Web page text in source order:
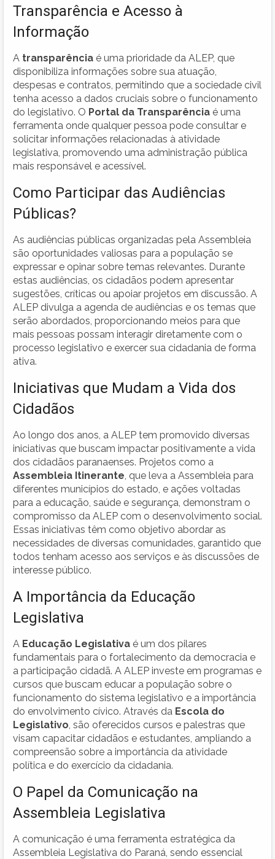
Transparência e Acesso à
Informação
A transparência é uma prioridade da ALEP, que
disponibiliza informações sobre sua atuação,
despesas e contratos, permitindo que a sociedade civil
tenha acesso a dados cruciais sobre o funcionamento
do legislativo. O Portal da Transparência é uma
ferramenta onde qualquer pessoa pode consultar e
solicitar informações relacionadas à atividade
legislativa, promovendo uma administração pública
mais responsável e acessível.
Como Participar das Audiências
Públicas?
As audiências públicas organizadas pela Assembleia
são oportunidades valiosas para a população se
expressar e opinar sobre temas relevantes. Durante
estas audiências, os cidadãos podem apresentar
sugestões, críticas ou apoiar projetos em discussão. A
ALEP divulga a agenda de audiências e os temas que
serão abordados, proporcionando meios para que
mais pessoas possam interagir diretamente com o
processo legislativo e exercer sua cidadania de forma
ativa.
Iniciativas que Mudam a Vida dos
Cidadãos
Ao longo dos anos, a ALEP tem promovido diversas
iniciativas que buscam impactar positivamente a vida
dos cidadãos paranaenses. Projetos como a
Assembleia Itinerante , que leva a Assembleia para
diferentes municípios do estado, e ações voltadas
para a educação, saúde e segurança, demonstram o
compromisso da ALEP com o desenvolvimento social.
Essas iniciativas têm como objetivo abordar as
necessidades de diversas comunidades, garantido que
todos tenham acesso aos serviços e às discussões de
interesse público.
A Importância da Educação
Legislativa
A Educação Legislativa é um dos pilares
fundamentais para o fortalecimento da democracia e
a participação cidadã. A ALEP investe em programas e
cursos que buscam educar a população sobre o
funcionamento do sistema legislativo e a importância
do envolvimento cívico. Através da Escola do
Legislativo , são oferecidos cursos e palestras que
visam capacitar cidadãos e estudantes, ampliando a
compreensão sobre a importância da atividade
política e do exercício da cidadania.
O Papel da Comunicação na
Assembleia Legislativa
A comunicação é uma ferramenta estratégica da
Assembleia Legislativa do Paraná, sendo essencial